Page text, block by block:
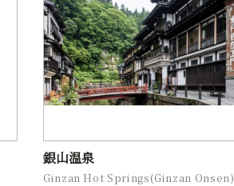
銀山温泉
Ginzan Hot Springs(Ginzan Onsen)